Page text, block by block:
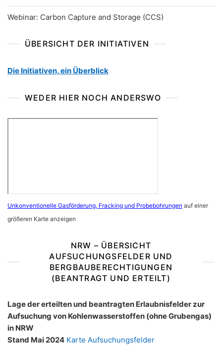
Webinar: Carbon Capture and Storage (CCS)
ÜBERSICHT DER INITIATIVEN
Die Initiativen, ein Überblick
WEDER HIER NOCH ANDERSWO
Unkonventionelle Gasförderung, Fracking und Probebohrungen auf einer
größeren Karte anzeigen
NRW – ÜBERSICHT
AUFSUCHUNGSFELDER UND
BERGBAUBERECHTIGUNGEN
(BEANTRAGT UND ERTEILT)
Lage der erteilten und beantragten Erlaubnisfelder zur
Aufsuchung von Kohlenwasserstoffen (ohne Grubengas)
in NRW
Stand Mai 2024 Karte Aufsuchungsfelder